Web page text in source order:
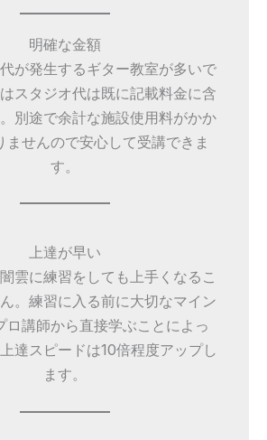
明確な金額
が発生するギター教室が多いで
スタジオ代は既に記載料金に含
別途で余計な施設使用料がかか
ませんので安心して受講できま
す。
上達が早い
雲に練習をしても上手くなるこ
。練習に入る前に大切なマイン
ロ講師から直接学ぶことによっ
達スピードは10倍程度アップし
ます。